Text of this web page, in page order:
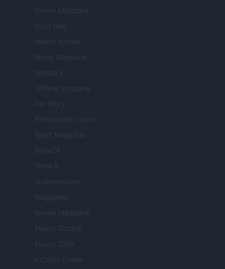
Donne Magazine
Food Blog
Milano Notizie
Motor Magazine
Notizie.it
Offerte Shopping
Pet Story
Professione Lavoro
Sport Magazine
Style24
Think.it
Tuobenessere
Viaggiamo
Nonne Magazine
Milano Cortina
Luxury Club
Il Calcio Online